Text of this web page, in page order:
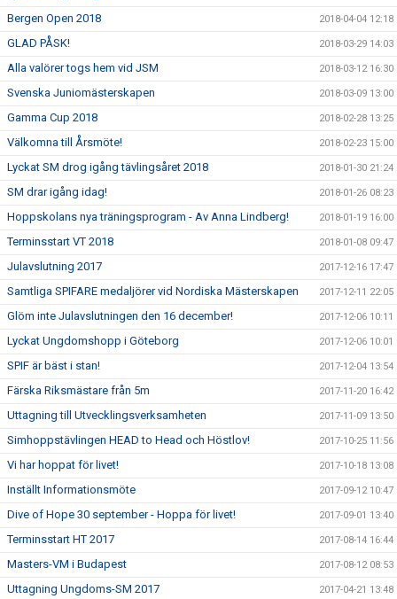
Bergen Open 2018 2018-04-04 12:18
GLAD PÅSK! 2018-03-29 14:03
Alla valörer togs hem vid JSM 2018-03-12 16:30
Svenska Juniomästerskapen 2018-03-09 13:00
Gamma Cup 2018 2018-02-28 13:25
Välkomna till Årsmöte! 2018-02-23 15:00
Lyckat SM drog igång tävlingsåret 2018 2018-01-30 21:24
SM drar igång idag! 2018-01-26 08:23
Hoppskolans nya träningsprogram - Av Anna Lindberg! 2018-01-19 16:00
Terminsstart VT 2018 2018-01-08 09:47
Julavslutning 2017 2017-12-16 17:47
Samtliga SPIFARE medaljörer vid Nordiska Mästerskapen 2017-12-11 22:05
Glöm inte Julavslutningen den 16 december! 2017-12-06 10:11
Lyckat Ungdomshopp i Göteborg 2017-12-06 10:01
SPIF är bäst i stan! 2017-12-04 13:54
Färska Riksmästare från 5m 2017-11-20 16:42
Uttagning till Utvecklingsverksamheten 2017-11-09 13:50
Simhoppstävlingen HEAD to Head och Höstlov! 2017-10-25 11:56
Vi har hoppat för livet! 2017-10-18 13:08
Inställt Informationsmöte 2017-09-12 10:47
Dive of Hope 30 september - Hoppa för livet! 2017-09-01 13:40
Terminsstart HT 2017 2017-08-14 16:44
Masters-VM i Budapest 2017-08-12 08:53
Uttagning Ungdoms-SM 2017 2017-04-21 13:48